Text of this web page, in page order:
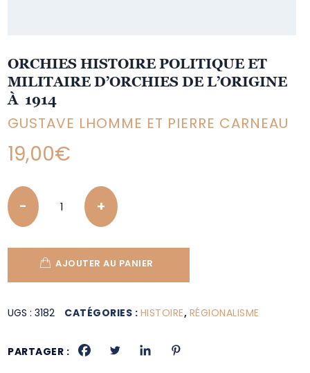
ORCHIES HISTOIRE POLITIQUE ET
MILITAIRE D’ORCHIES DE L’ORIGINE
À 1914
GUSTAVE LHOMME ET PIERRE CARNEAU
19,00€
Quantity
AJOUTER AU PANIER
UGS :3182 CATÉGORIES : HISTOIRE, RÉGIONALISME
PARTAGER :